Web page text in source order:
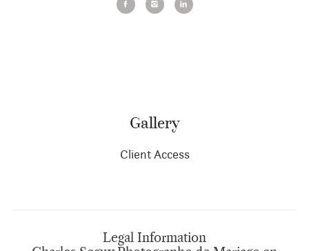
Gallery
Client Access
Legal Information